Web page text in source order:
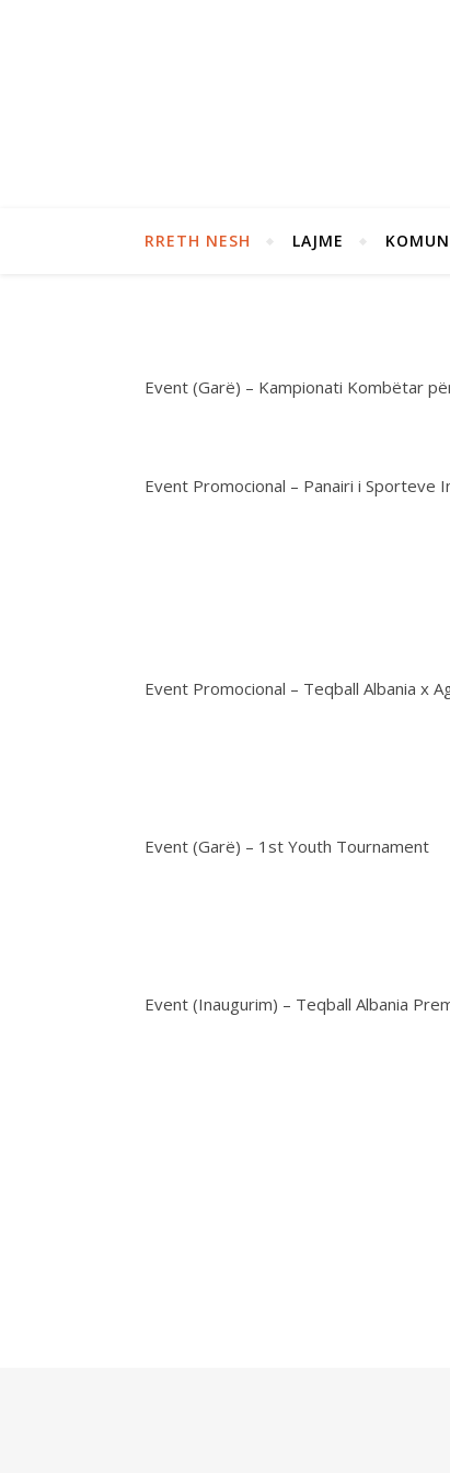
RRETH NESH LAJME
Event (Garë) – Kampionati Kombëtar
Event Promocional – Panairi i Sporteve
Event Promocional – Teqball Albania x
Event (Garë) – 1st Youth Tournament
Event (Inaugurim) – Teqball Albania